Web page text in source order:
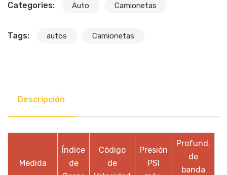
Categories: Auto Camionetas
Tags: autos Camionetas
Descripción
Medida
Índice
de
Código
de
Presión
PSI
Profund.
de
banda